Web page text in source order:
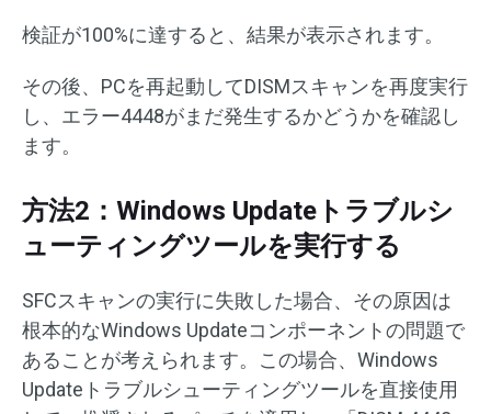
検証が100%に達すると、結果が表示されます。
その後、PCを再起動してDISMスキャンを再度実行
し、エラー4448がまだ発生するかどうかを確認し
ます。
方法2：Windows Updateトラブルシ
ューティングツールを実行する
SFCスキャンの実行に失敗した場合、その原因は
根本的なWindows Updateコンポーネントの問題で
あることが考えられます。この場合、Windows
Updateトラブルシューティングツールを直接使用